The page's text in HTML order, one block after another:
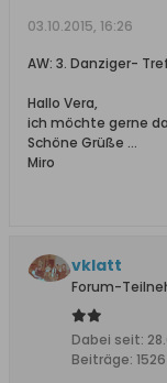
03.10.2015, 16:26
AW: 3. Danziger-
Hallo Vera,
ich möchte gerne
Schöne Grüße …
Miro
vklatt
Forum-
Dabei seit:
Beiträge: 1526